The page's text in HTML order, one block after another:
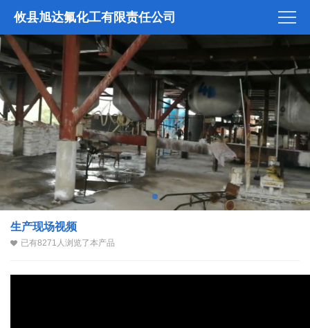
攸县旭达氟化工有限责任公司
生产现场视频
已有8271人浏览了本产品